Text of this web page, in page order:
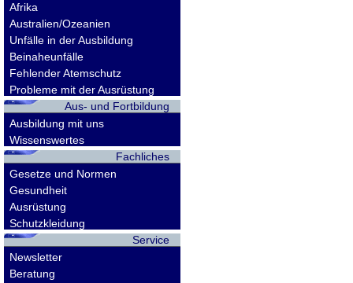
Afrika
Australien/Ozeanien
Unfälle in der Ausbildung
Beinaheunfälle
Fehlender Atemschutz
Probleme mit der Ausrüstung
Aus- und Fortbildung
Ausbildung mit uns
Wissenswertes
Fachliches
Gesetze und Normen
Gesundheit
Ausrüstung
Schutzkleidung
Service
Newsletter
Beratung